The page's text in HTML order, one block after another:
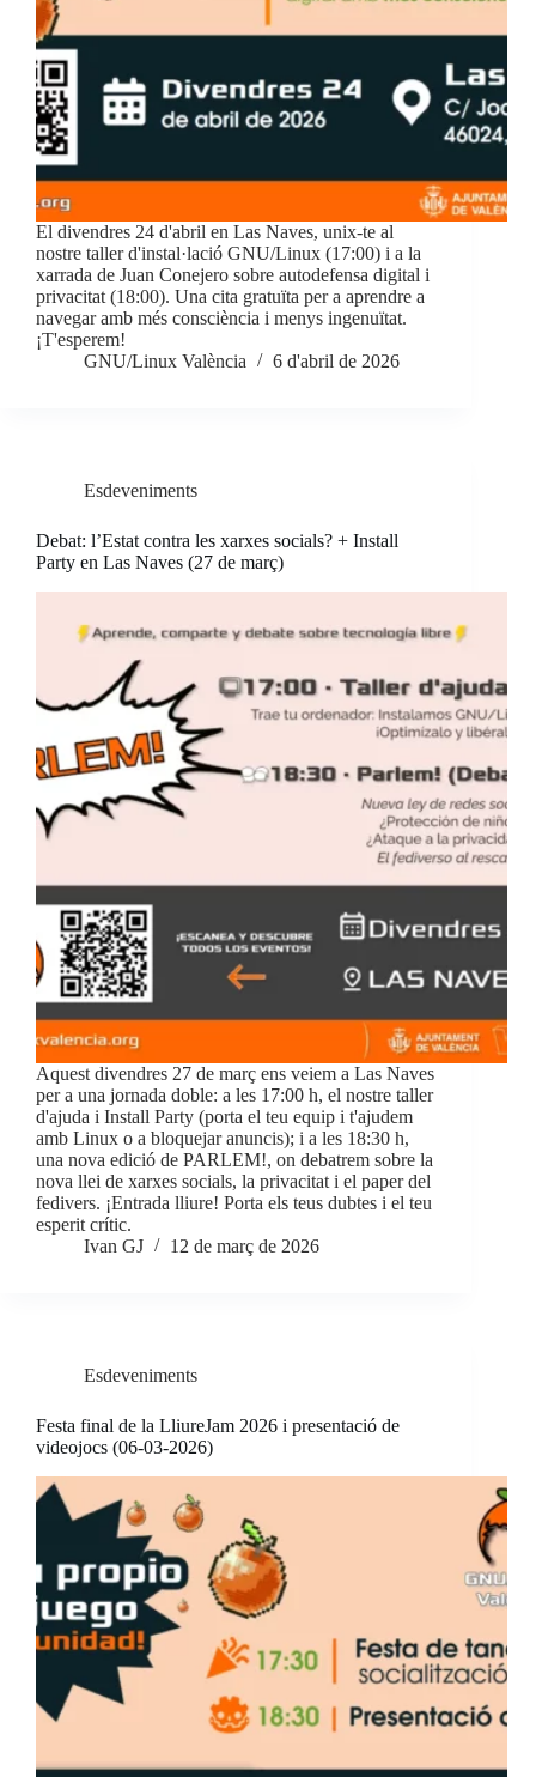
El divendres 24 d'abril en Las Naves, unix-te al
nostre taller d'instal·lació GNU/Linux (17:00) i a la
xarrada de Juan Conejero sobre autodefensa digital i
privacitat (18:00). Una cita gratuïta per a aprendre a
navegar amb més consciència i menys ingenuïtat.
¡T'esperem!
GNU/Linux València
6 d'abril de 2026
Esdeveniments
Debat: l’Estat contra les xarxes socials? + Install
Party en Las Naves (27 de març)
Aquest divendres 27 de març ens veiem a Las Naves
per a una jornada doble: a les 17:00 h, el nostre taller
d'ajuda i Install Party (porta el teu equip i t'ajudem
amb Linux o a bloquejar anuncis); i a les 18:30 h,
una nova edició de PARLEM!, on debatrem sobre la
nova llei de xarxes socials, la privacitat i el paper del
fedivers. ¡Entrada lliure! Porta els teus dubtes i el teu
esperit crític.
Ivan GJ
12 de març de 2026
Esdeveniments
Festa final de la LliureJam 2026 i presentació de
videojocs (06-03-2026)